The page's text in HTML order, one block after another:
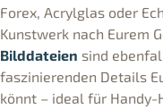
Forex, Acrylglas oder
Kunstwerk nach Eurem
Bilddateien sind
faszinierenden Details
könnt – ideal für Handy-